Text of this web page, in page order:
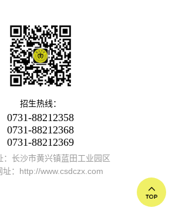
招生热线：
0731-88212358
0731-88212368
0731-88212369
：长沙市黄兴镇蓝田工业园区
址：http://www.csdczx.com